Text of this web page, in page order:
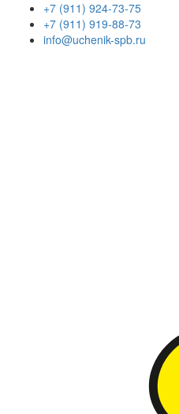
+7 (911) 924-73-75
+7 (911) 919-88-73
info@uchenik-spb.ru